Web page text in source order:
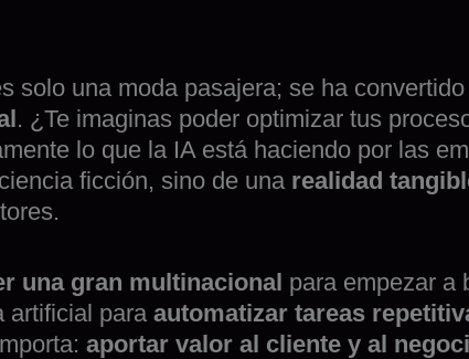
solo una moda pasajera; se ha
. ¿Te imaginas poder optimizar tus
lo que la IA está haciendo por las
ficción, sino de una realidad
una gran multinacional para empezar a
artificial para automatizar tareas
aportar valor al cliente y al